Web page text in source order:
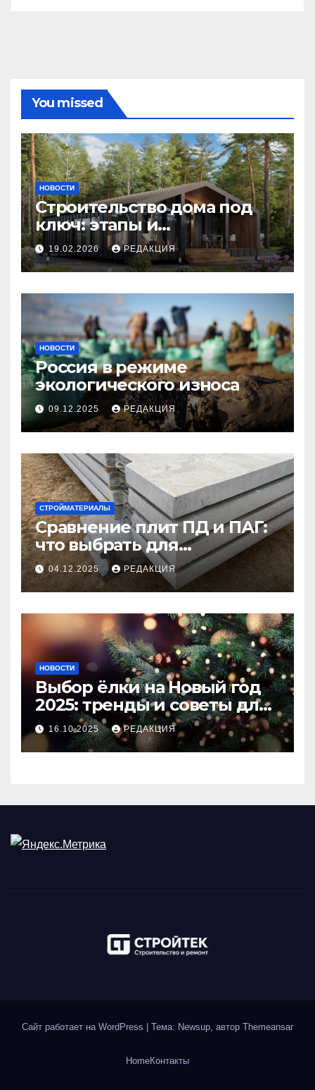
You missed
НОВОСТИ
Строительство дома под
ключ: этапы и
планирование бюджета
19.02.2026 РЕДАКЦИЯ
НОВОСТИ
Россия в режиме
экологического износа
09.12.2025 РЕДАКЦИЯ
СТРОЙМАТЕРИАЛЫ
Сравнение плит ПД и ПАГ:
что выбрать для
долговечного и прочного
покрытия
04.12.2025 РЕДАКЦИЯ
НОВОСТИ
Выбор ёлки на Новый год
2025: тренды и советы для
идеального праздника
16.10.2025 РЕДАКЦИЯ
Сайт работает на WordPress Тема: Newsup, автор Themeansar
HomeКонтакты